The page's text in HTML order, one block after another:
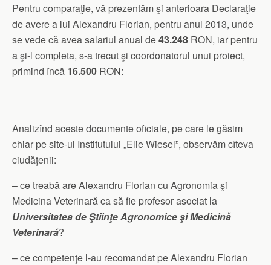
Pentru comparaţie, vă prezentăm şi anterioara Declaraţie
de avere a lui Alexandru Florian, pentru anul 2013, unde
se vede că avea salariul anual de43.248 RON, iar pentru
a şi-l completa, s-a trecut şi coordonatorul unui proiect,
primind încă 16.500 RON:
Analizînd aceste documente oficiale, pe care le găsim
chiar pe site-ul Institutului „Elie Wiesel”, observăm cîteva
ciudăţenii:
– ce treabă are Alexandru Florian cu Agronomia şi
Medicina Veterinară ca să fie profesor asociat la
Universitatea de Ştiinţe Agronomice şi Medicină
Veterinară?
– ce competenţe l-au recomandat pe Alexandru Florian